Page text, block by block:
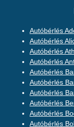
Autóbérlés
Autóbérlés
Autóbérlés
Autóbérlés
Autóbérlés
Autóbérlés
Autóbérlés
Autóbérlés
Autóbérlés
Autóbérlés